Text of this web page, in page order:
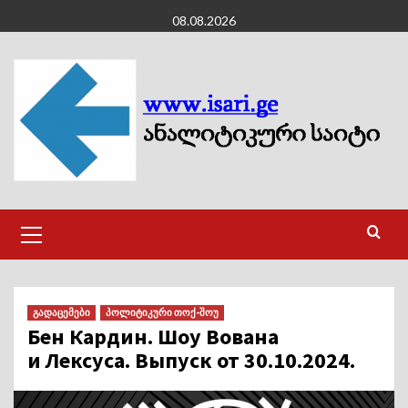
to
content
08.08.2026
Menu
გადაცემები პოლიტიკური თოქ-შოუ
Бен Кардин. Шоу Вована
и Лексуса. Выпуск от 30.10.2024.